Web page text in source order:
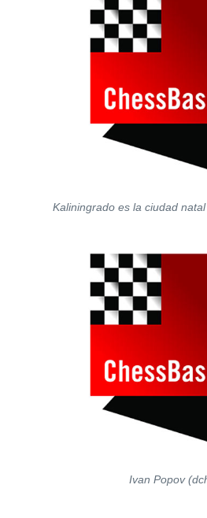
Kaliningrado es la ciudad
Ivan Popov